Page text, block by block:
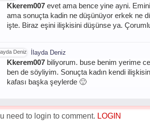
Kkerem007 evet ama bence yine ayni.
ama sonuçta kadin ne düşünüyor erkek ne
işte. Biraz eşini ilişkisini düşünse ya.
İlayda Deniz
Kkerem007 biliyorum. buse benim yerime
ben de söyliyim. Sonuçta kadın kendi
kafası başka şeylerde 🙂
need to login to comment. LOGIN